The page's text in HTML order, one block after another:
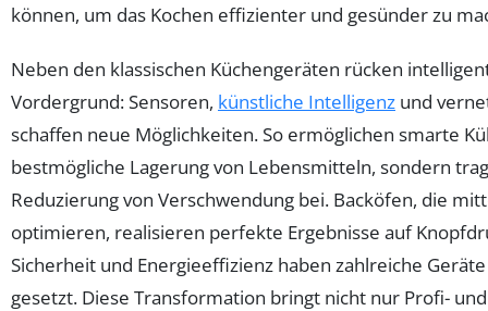
können, um das Kochen effizienter und gesünder zu
Neben den klassischen Küchengeräten rücken
Vordergrund: Sensoren, künstliche Intelligenz und
schaffen neue Möglichkeiten. So ermöglichen smarte
bestmögliche Lagerung von Lebensmitteln, sondern
Reduzierung von Verschwendung bei. Backöfen, die
optimieren, realisieren perfekte Ergebnisse auf
Sicherheit und Energieeffizienz haben zahlreiche
gesetzt. Diese Transformation bringt nicht nur Profi-